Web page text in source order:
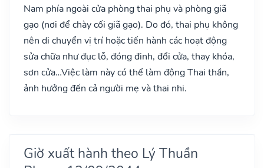
Nam phía ngoài cửa phòng thai phụ và phòng giã
gạo (nơi để chày cối giã gạo). Do đó, thai phụ không
nên di chuyển vị trí hoặc tiến hành các hoạt động
sửa chữa như đục lỗ, đóng đinh, đổi cửa, thay khóa,
sơn cửa…Việc làm này có thể làm động Thai thần,
ảnh hưởng đến cả người mẹ và thai nhi.
Giờ xuất hành theo Lý Thuần